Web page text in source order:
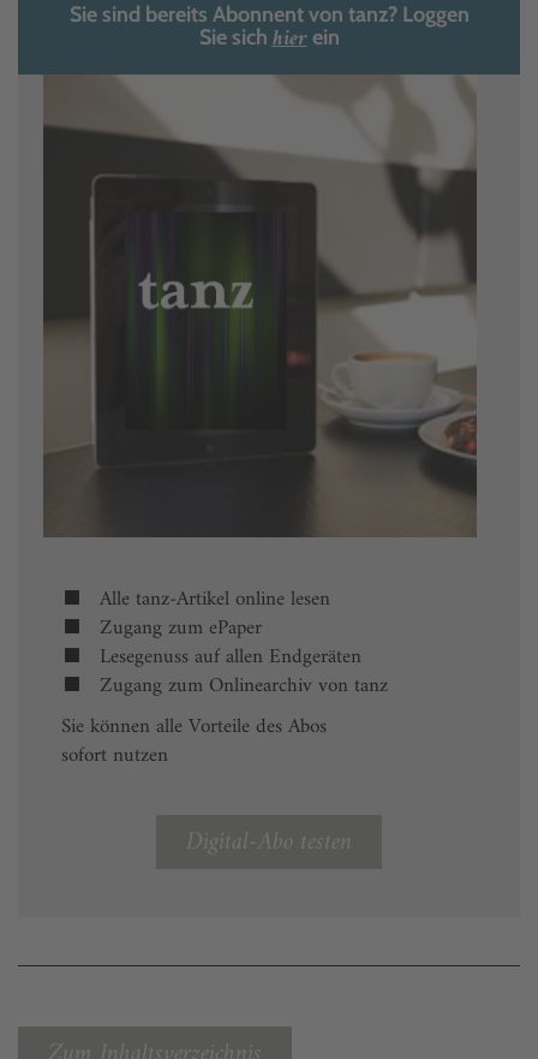
Sie sind bereits Abonnent von tanz? Loggen
Sie sich hierein
Alle tanz-Artikel online lesen
Zugang zum ePaper
Lesegenuss auf allen Endgeräten
Zugang zum Onlinearchiv von tanz
Sie können alle Vorteile des Abos
sofort nutzen
Digital-Abo testen